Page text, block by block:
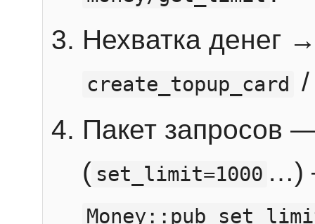
Нехватка денег
create_topup_card
Пакет запросов
( set_limit=1000 …)